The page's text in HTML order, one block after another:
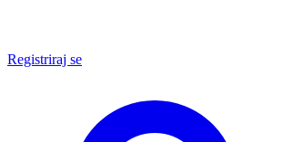
Registriraj se